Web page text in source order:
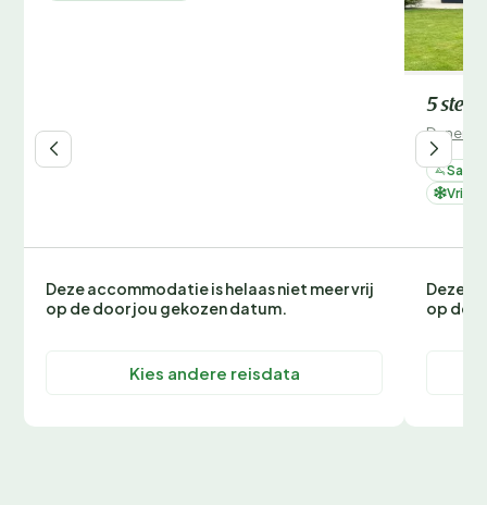
Deze accommodatie is helaas niet meer vrij
op de door jou gekozen datum.
Kies andere reisdata
5
Sauna
Deze
op de